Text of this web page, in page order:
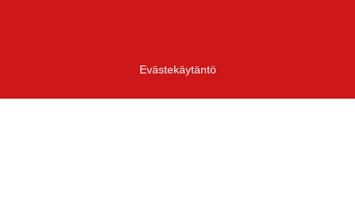
Evästekäytäntö